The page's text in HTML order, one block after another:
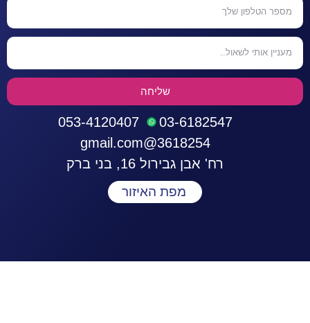
שליחה
03-6182547
053-4120407
3618254@gmail.com
רח' אבן גבירול 16, בני ברק
מפת האיזור